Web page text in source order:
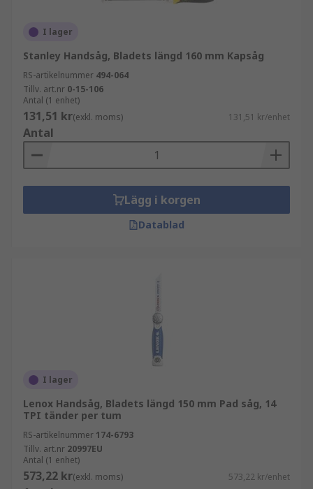
I lager
Stanley Handsåg, Bladets längd 160 mm Kapsåg
RS-artikelnummer 494-064
Tillv. art.nr 0-15-106
Antal (1 enhet)
131,51 kr(exkl. moms) 131,51 kr/enhet
Antal
Lägg i korgen
Datablad
I lager
Lenox Handsåg, Bladets längd 150 mm Pad såg, 14
TPI tänder per tum
RS-artikelnummer 174-6793
Tillv. art.nr 20997EU
Antal (1 enhet)
573,22 kr(exkl. moms) 573,22 kr/enhet